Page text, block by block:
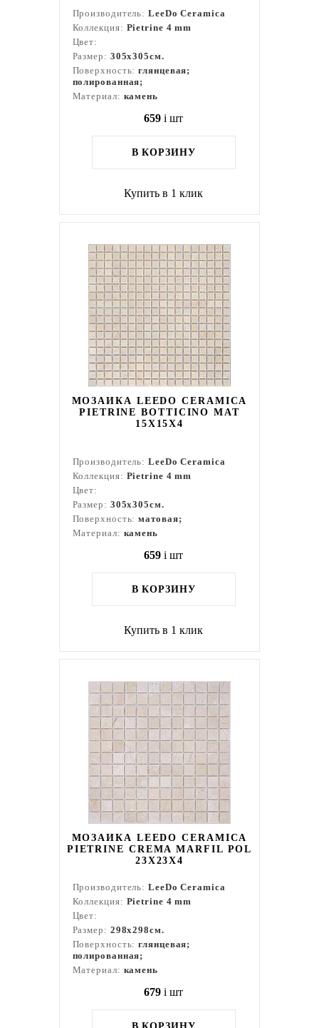
Производитель:LeeDo Ceramica
Коллекция: Pietrine 4 mm
Цвет:
Размер: 305x305см.
Поверхность:глянцевая;
полированная;
Материал: камень
659 i шт
В КОРЗИНУ
Купить в 1 клик
МОЗАИКА LEEDO CERAMICA
PIETRINE BOTTICINO MAT
15X15X4
Производитель:LeeDo Ceramica
Коллекция: Pietrine 4 mm
Цвет:
Размер: 305x305см.
Поверхность:матовая;
Материал: камень
659 i шт
В КОРЗИНУ
Купить в 1 клик
МОЗАИКА LEEDO CERAMICA
PIETRINE CREMA MARFIL POL
23X23X4
Производитель:LeeDo Ceramica
Коллекция: Pietrine 4 mm
Цвет:
Размер: 298x298см.
Поверхность:глянцевая;
полированная;
Материал: камень
679 i шт